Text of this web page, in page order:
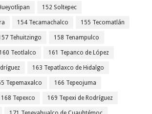
152 Soltepec
154 Tecamachalco 155 Tecomatlán
Tehuitzingo 158 Tenampulco
160 Teotlalco 161 Tepanco de López
163 Tepatlaxco de Hidalgo
Tepemaxalco 166 Tepeojuma
168 Tepexco 169 Tepexi de Rodríguez